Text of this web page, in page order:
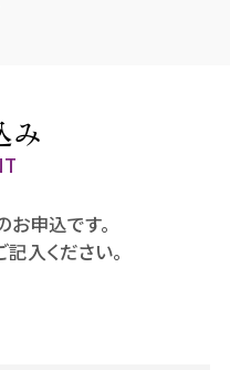
み
申込です。
入ください。